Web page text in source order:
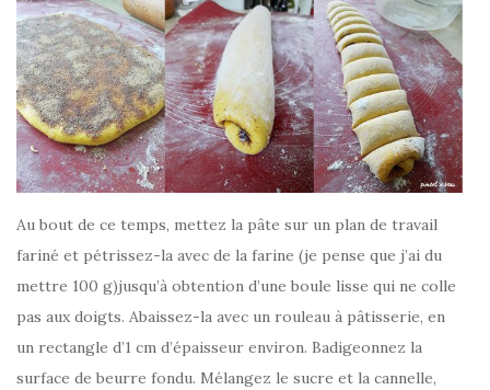
Au bout de ce temps, mettez la pâte sur un plan de travail
fariné et pétrissez-la avec de la farine (je pense que j’ai du
mettre 100 g)jusqu’à obtention d’une boule lisse qui ne colle
pas aux doigts. Abaissez-la avec un rouleau à pâtisserie, en
un rectangle d’1 cm d’épaisseur environ. Badigeonnez la
surface de beurre fondu. Mélangez le sucre et la cannelle,